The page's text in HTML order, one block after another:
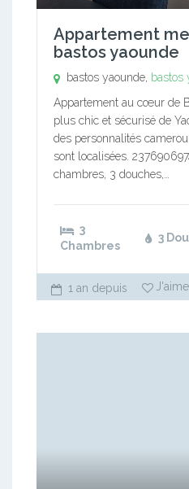
Appartement
bastos yaounde
bastos yaounde, bastos
Appartement au cœur de
plus chic et sécurisé de
des personnalités
sont localisées.
chambres, 3 douches,…
3
Chambres
3
1 an depuis J'aime